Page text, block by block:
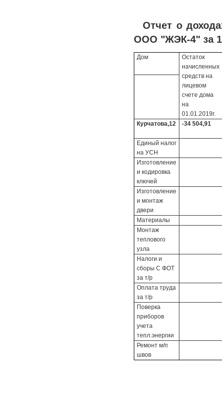
Отчет о
ООО "ЖЭК-4" за
Дом
Остаток
начисленных
средств на
лицевом
счете дома
на
01.01.2019г.
Курчатова,12
-34 504,91
Единый налог
на УСН
Изготовление
и кодировка
ключей
Изготовление
и монтаж
двери
Материалы
Монтаж
теплового
узла
Налоги и
сборы С ФОТ
за т/р
Оплата труда
за т/р
Поверка
приборов
учета
тепл.энергии
Ремонт м/п
швов